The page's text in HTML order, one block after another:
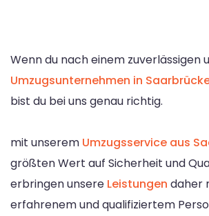
Wenn du nach einem zuverlässigen
Umzugsunternehmen in
bist du bei uns genau richtig.
mit unserem Umzugsservice aus
größten Wert auf Sicherheit und
erbringen unsere Leistungen daher
erfahrenem und qualifiziertem